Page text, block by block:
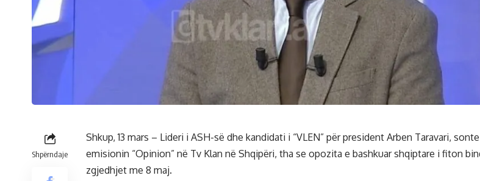
Shpërndaje
Shkup, 13 mars – Lideri i ASH-së dhe kandidati i “VLEN” për president Arben Taravari,
emisionin “Opinion” në Tv Klan në Shqipëri, tha se opozita e bashkuar shqiptare i fiton
zgjedhjet me 8 maj.